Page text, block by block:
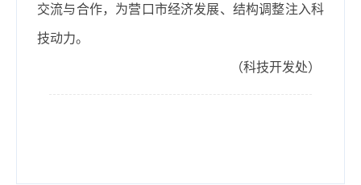
交流与合作，为营口市经济发展、结构调整注入科
技动力。
（科技开发处）